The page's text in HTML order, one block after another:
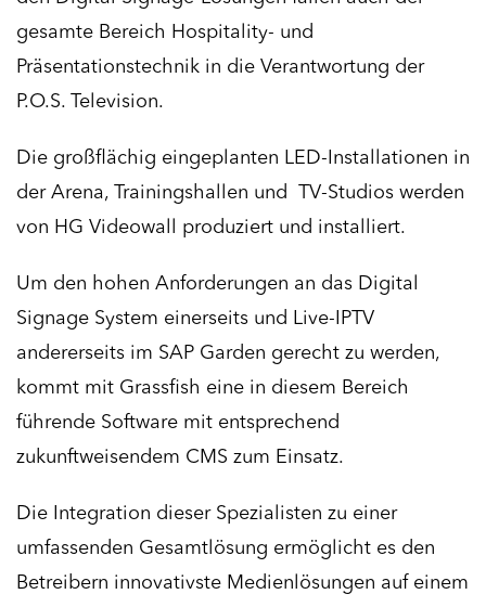
gesamte Bereich Hospitality- und
Präsentationstechnik in die Verantwortung der
P.O.S. Television.
Die großflächig eingeplanten LED-Installationen in
der Arena, Trainingshallen und TV-Studios werden
von HG Videowall produziert und installiert.
Um den hohen Anforderungen an das Digital
Signage System einerseits und Live-IPTV
andererseits im SAP Garden gerecht zu werden,
kommt mit Grassfish eine in diesem Bereich
führende Software mit entsprechend
zukunftweisendem CMS zum Einsatz.
Die Integration dieser Spezialisten zu einer
umfassenden Gesamtlösung ermöglicht es den
Betreibern innovativste Medienlösungen auf einem